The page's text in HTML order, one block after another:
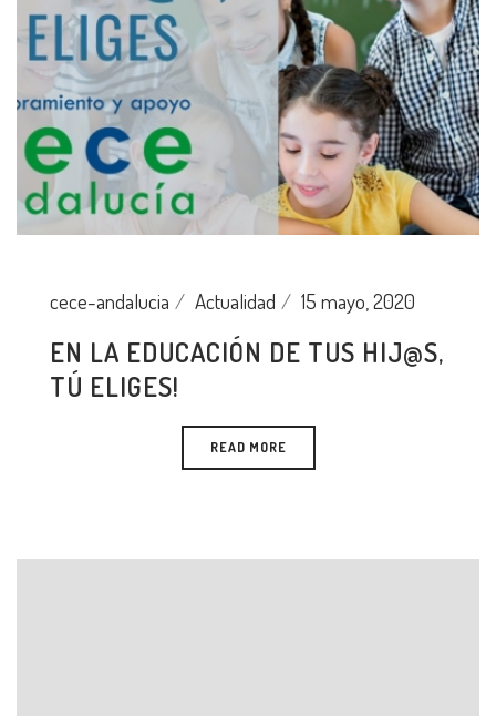
cece-andalucia Actualidad 15 mayo, 2020
EN LA EDUCACIÓN DE TUS HIJ@S,
TÚ ELIGES!
READ MORE